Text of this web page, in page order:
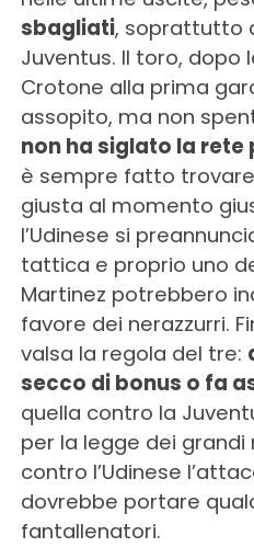
sbagliati, soprattutto
Juventus. Il toro,
Crotone alla prima
assopito, ma non
non ha siglato la
è sempre fatto
giusta al momento
l’Udinese si
tattica e proprio uno
Martinez potrebbero
favore dei nerazzurri.
valsa la regola del tre:
secco di bonus o fa
quella contro la
per la legge dei
contro l’Udinese
dovrebbe portare
fantallenatori.